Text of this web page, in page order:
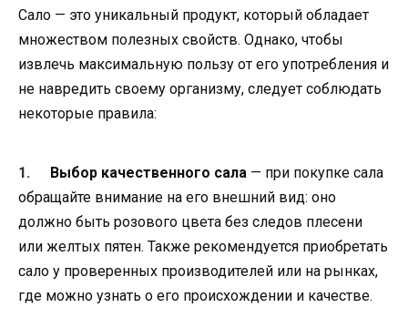
Сало — это уникальный продукт, который обладает
множеством полезных свойств. Однако, чтобы
извлечь максимальную пользу от его употребления и
не навредить своему организму, следует соблюдать
некоторые правила:
Выбор качественного сала — при покупке сала
обращайте внимание на его внешний вид: оно
должно быть розового цвета без следов плесени
или желтых пятен. Также рекомендуется приобретать
сало у проверенных производителей или на рынках,
где можно узнать о его происхождении и качестве.